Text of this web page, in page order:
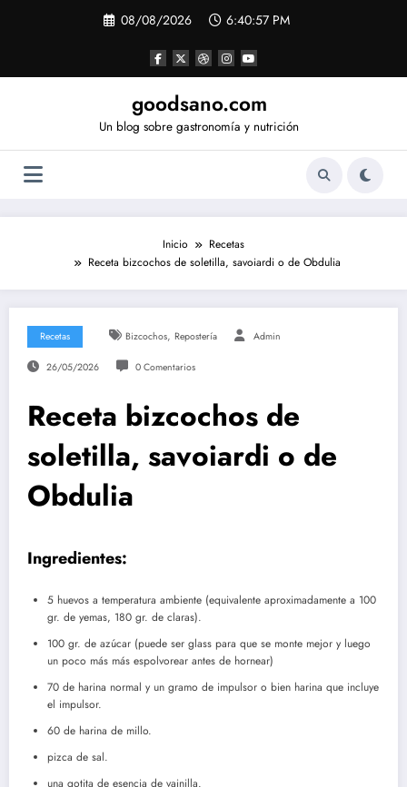
08/08/2026 6:40:57 PM
goodsano.com
Un blog sobre gastronomía y nutrición
Inicio
Recetas
Receta bizcochos de soletilla, savoiardi o de Obdulia
Recetas Bizcochos, Repostería Admin
26/05/2026 0 Comentarios
Receta bizcochos de
soletilla, savoiardi o de
Obdulia
Ingredientes:
5 huevos a temperatura ambiente (equivalente aproximadamente a 100
gr. de yemas, 180 gr. de claras).
100 gr. de azúcar (puede ser glass para que se monte mejor y luego
un poco más más espolvorear antes de hornear)
70 de harina normal y un gramo de impulsor o bien harina que incluye
el impulsor.
60 de harina de millo.
pizca de sal.
una gotita de esencia de vainilla.